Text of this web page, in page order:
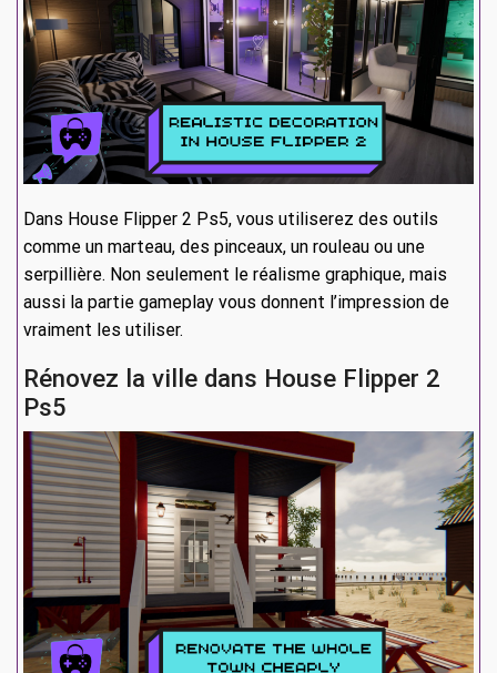
Dans House Flipper 2 Ps5, vous utiliserez des outils
comme un marteau, des pinceaux, un rouleau ou une
serpillière. Non seulement le réalisme graphique, mais
aussi la partie gameplay vous donnent l’impression de
vraiment les utiliser.
Rénovez la ville dans House Flipper 2
Ps5